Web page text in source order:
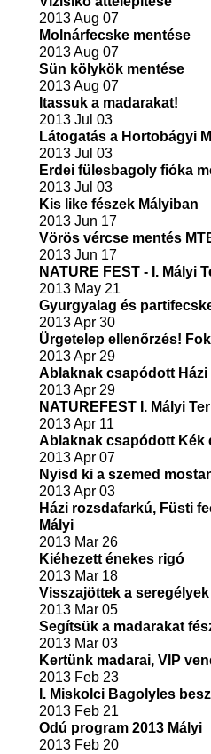
2013 Aug 07
Molnárfecske mentése
2013 Aug 07
Sün kölykök mentése
2013 Aug 07
Itassuk a madarakat!
2013 Jul 03
Látogatás a Hortobágyi
2013 Jul 03
Erdei fülesbagoly fióka
2013 Jul 03
Kis like fészek Mályiban
2013 Jun 17
Vörös vércse mentés
2013 Jun 17
NATURE FEST - I. Mályi
2013 May 21
Gyurgyalag és
2013 Apr 30
Ürgetelep ellenőrzés!
2013 Apr 29
Ablaknak csapódott
2013 Apr 29
NATUREFEST I. Mályi
2013 Apr 11
Ablaknak csapódott Kék
2013 Apr 07
Nyisd ki a szemed
2013 Apr 03
Házi rozsdafarkú, Füsti
Mályi
2013 Mar 26
Kiéhezett énekes rigó
2013 Mar 18
Visszajöttek a seregélyek
2013 Mar 05
Segítsük a madarakat
2013 Mar 03
Kertünk madarai, VIP
2013 Feb 23
I. Miskolci Bagolyles
2013 Feb 21
Odú program 2013 Mályi
2013 Feb 20